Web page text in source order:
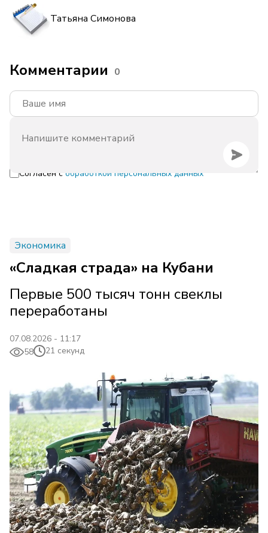
Татьяна Симонова
Комментарии 0
Согласен с обработкой персональных данных
Экономика
«Сладкая страда» на Кубани
Первые 500 тысяч тонн свеклы
переработаны
07.08.2026 - 11:17
58
21 секунд